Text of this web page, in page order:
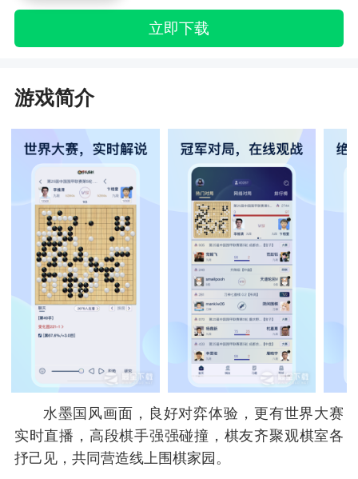
立即下载
游戏简介
水墨国风画面，良好对弈体验，更有世界大赛
实时直播，高段棋手强强碰撞，棋友齐聚观棋室各
抒己见，共同营造线上围棋家园。